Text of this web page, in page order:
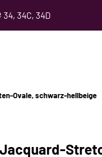
34C, 34D
Ovale, schwarz-hellbeige